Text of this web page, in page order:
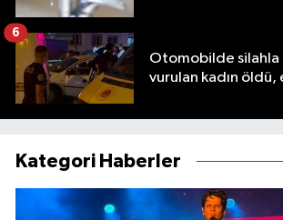
Otomobilde silahla
vurulan kadın öldü,
6
Kategori Haberler